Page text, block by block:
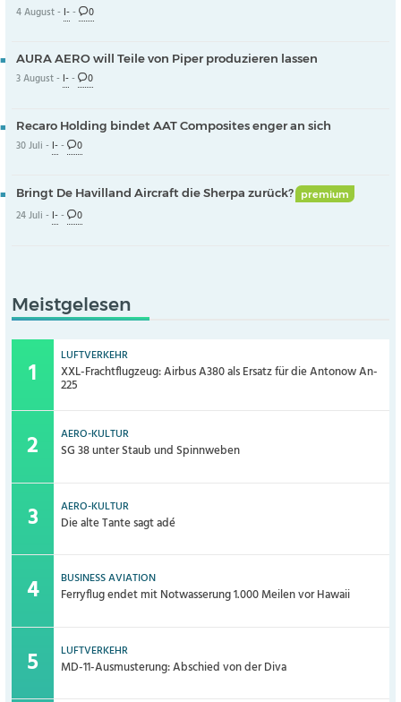
4 August - I-- 0
AURA AERO will Teile von Piper produzieren lassen
3 August - I-- 0
Recaro Holding bindet AAT Composites enger an sich
30 Juli - I-- 0
Bringt De Havilland Aircraft die Sherpa zurück? premium
24 Juli - I-- 0
Meistgelesen
LUFTVERKEHR
XXL-Frachtflugzeug: Airbus A380 als Ersatz für die Antonow An-
225
AERO-KULTUR
SG 38 unter Staub und Spinnweben
AERO-KULTUR
Die alte Tante sagt adé
BUSINESS AVIATION
Ferryflug endet mit Notwasserung 1.000 Meilen vor Hawaii
LUFTVERKEHR
MD-11-Ausmusterung: Abschied von der Diva